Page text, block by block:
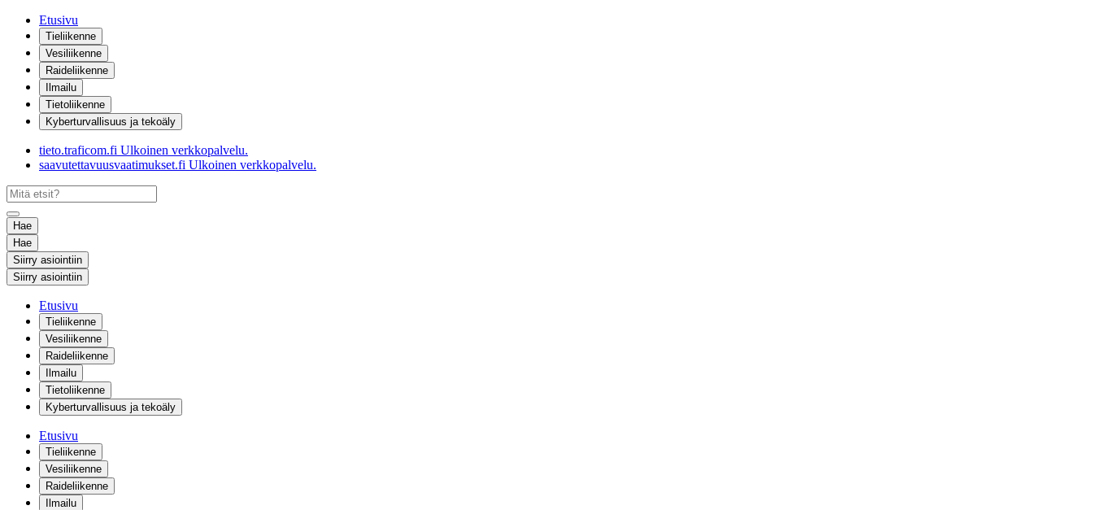
Etusivu
Tieliikenne
Vesiliikenne
Raideliikenne
Ilmailu
Tietoliikenne
Kyberturvallisuus ja tekoäly
tieto.traficom.fi Ulkoinen verkkopalvelu.
saavutettavuusvaatimukset.fi Ulkoinen verkkopalvelu.
Hae
Hae
Siirry asiointiin
Siirry asiointiin
Etusivu
Tieliikenne
Vesiliikenne
Raideliikenne
Ilmailu
Tietoliikenne
Kyberturvallisuus ja tekoäly
Etusivu
Tieliikenne
Vesiliikenne
Raideliikenne
Ilmailu